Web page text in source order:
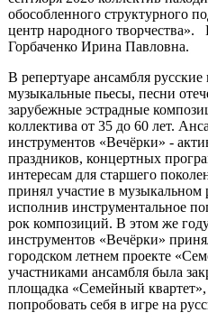
обособленного структурного
центр народного творчества».
Горбаченко Ирина Павловна.
В репертуаре ансамбля
музыкальные пьесы, песни
зарубежные эстрадные
коллектива от 35 до 60 лет.
инструментов «Вечёрки» -
праздников, концертных
интересам для старшего
принял участие в
исполнив инструментальное
рок композиций. В этом же
инструментов «Вечёрки»
городском летнем проекте
участниками ансамбля была
площадка «Семейный
попробовать себя в игре на